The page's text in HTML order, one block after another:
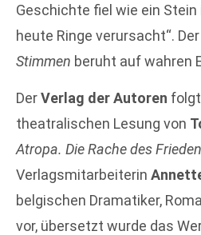
Geschichte fiel wie ein
heute Ringe verursacht“. Der
Stimmen beruht auf wahren
DerVerlag der Autoren
theatralischen Lesung von
Atropa. Die Rache des
Verlagsmitarbeiterin
belgischen Dramatiker,
vor, übersetzt wurde das